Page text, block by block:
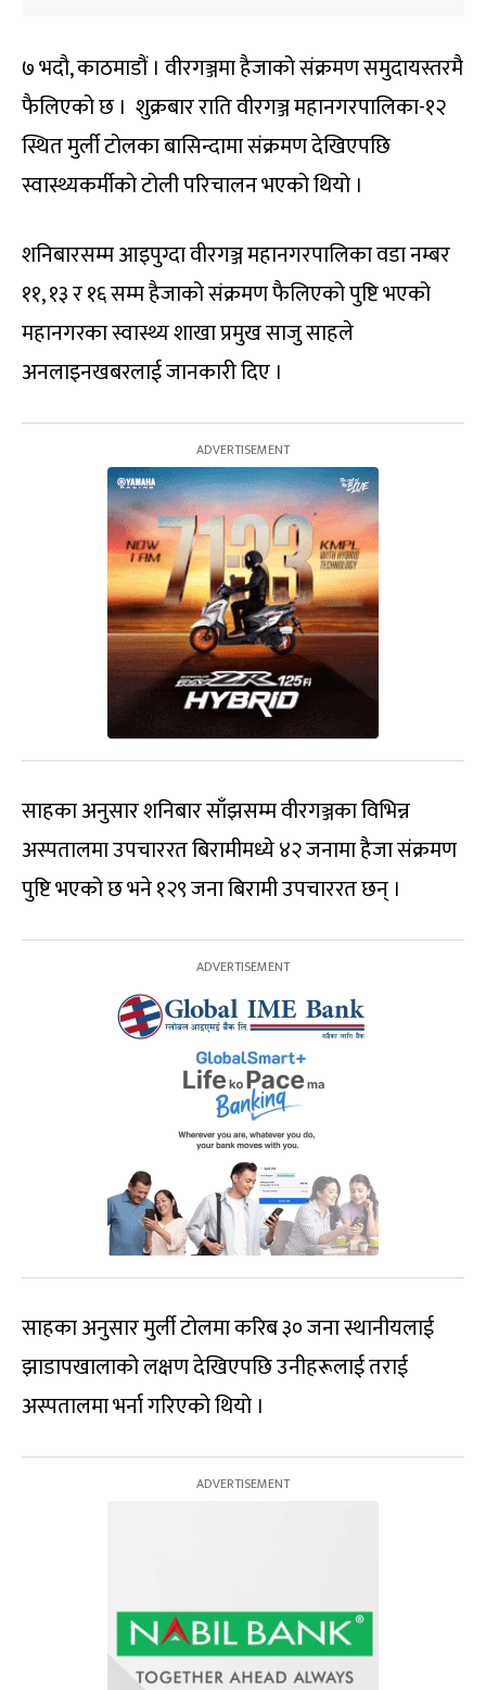
७ भदौ, काठमाडौं । वीरगञ्जमा हैजाको संक्रमण समुदायस्तरमै
फैलिएको छ । शुक्रबार राति वीरगञ्ज महानगरपालिका-१२
स्थित मुर्ली टोलका बासिन्दामा संक्रमण देखिएपछि
स्वास्थ्यकर्मीको टोली परिचालन भएको थियो ।
शनिबारसम्म आइपुग्दा वीरगञ्ज महानगरपालिका वडा नम्बर
११, १३ र १६ सम्म हैजाको संक्रमण फैलिएको पुष्टि भएको
महानगरका स्वास्थ्य शाखा प्रमुख साजु साहले
अनलाइनखबरलाई जानकारी दिए ।
साहका अनुसार शनिबार साँझसम्म वीरगञ्जका विभिन्न
अस्पतालमा उपचाररत बिरामीमध्ये ४२ जनामा हैजा संक्रमण
पुष्टि भएको छ भने १२९ जना बिरामी उपचाररत छन् ।
साहका अनुसार मुर्ली टोलमा करिब ३० जना स्थानीयलाई
झाडापखालाको लक्षण देखिएपछि उनीहरूलाई तराई
अस्पतालमा भर्ना गरिएको थियो ।